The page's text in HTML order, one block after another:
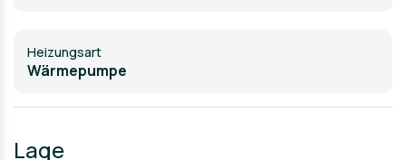
Heizungsart
Wärmepumpe
Lage